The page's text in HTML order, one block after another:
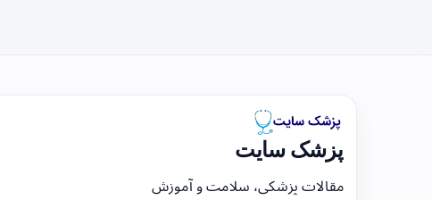
پزشک سایت
مقالات پزشکی، سلامت و آموزش